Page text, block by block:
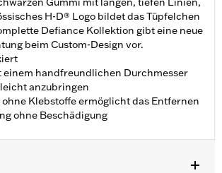
H-D® Logo bildet das Tüpfelchen
Defiance Kollektion gibt eine neue
beim Custom-Design vor.
einem handfreundlichen Durchmesser
anzubringen
Klebstoffe ermöglicht das Entfernen
ohne Beschädigung